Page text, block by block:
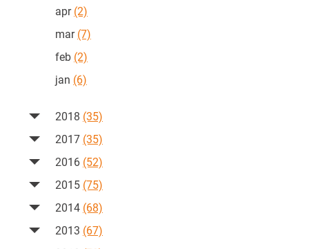
apr(2)
mar(7)
feb (2)
jan (6)
2018 (35)
2017 (35)
2016 (52)
2015 (75)
2014 (68)
2013 (67)